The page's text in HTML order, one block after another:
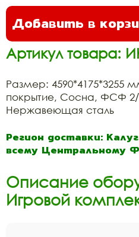
Добавить в
Артикул товара:
Размер: 4590*4175*3255
покрытие, Сосна, ФСФ
Нержавеющая сталь
Регион доставки:
всему Центральному
Описание
Игровой